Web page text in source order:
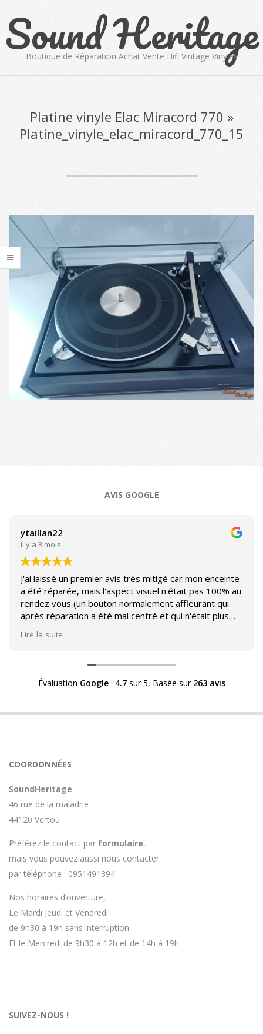
content
Sound Heritage
Boutique de Réparation Achat Vente Hifi Vintage Vinyles
Platine vinyle Elac Miracord 770 »
Platine_vinyle_elac_miracord_770_15
AVIS GOOGLE
ytaillan22
il y a 3 mois
J'ai laissé un premier avis très mitigé car mon enceinte
a été réparée, mais l'aspect visuel n'était pas 100% au
rendez vous (un bouton normalement affleurant qui
après réparation a été mal centré et qui n'était plus
Héritage afin d'échanger sur mon expérience et on
m'a fourni des explications sur le pourquoi cet aspect
visuel.
enceinte n'est plus fabriqué (et donc vendu) et que
Avoir ce genre d'explication est utile et valorisant pour
rendez le matériel.
Lire la suite
Évaluation Google: 4.7sur 5, Basée sur 263 avis
COORDONNÉES
SoundHeritage
46 rue de la maladrie
44120 Vertou
Préférez le contact par formulaire,
mais vous pouvez aussi nous contacter
par téléphone : 0951491394
Nos horaires d’ouverture,
Le Mardi Jeudi et Vendredi
de 9h30 à 19h sans interruption
Et le Mercredi de 9h30 à 12h et de 14h à 19h
SUIVEZ-NOUS !